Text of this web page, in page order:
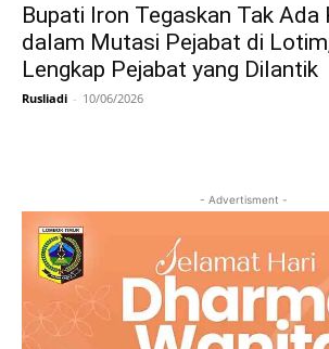
Bupati Iron Tegaskan Tak
dalam Mutasi Pejabat di
Lengkap Pejabat yang Dilantik
Rusliadi - 10/06/2026
- Advertisment -